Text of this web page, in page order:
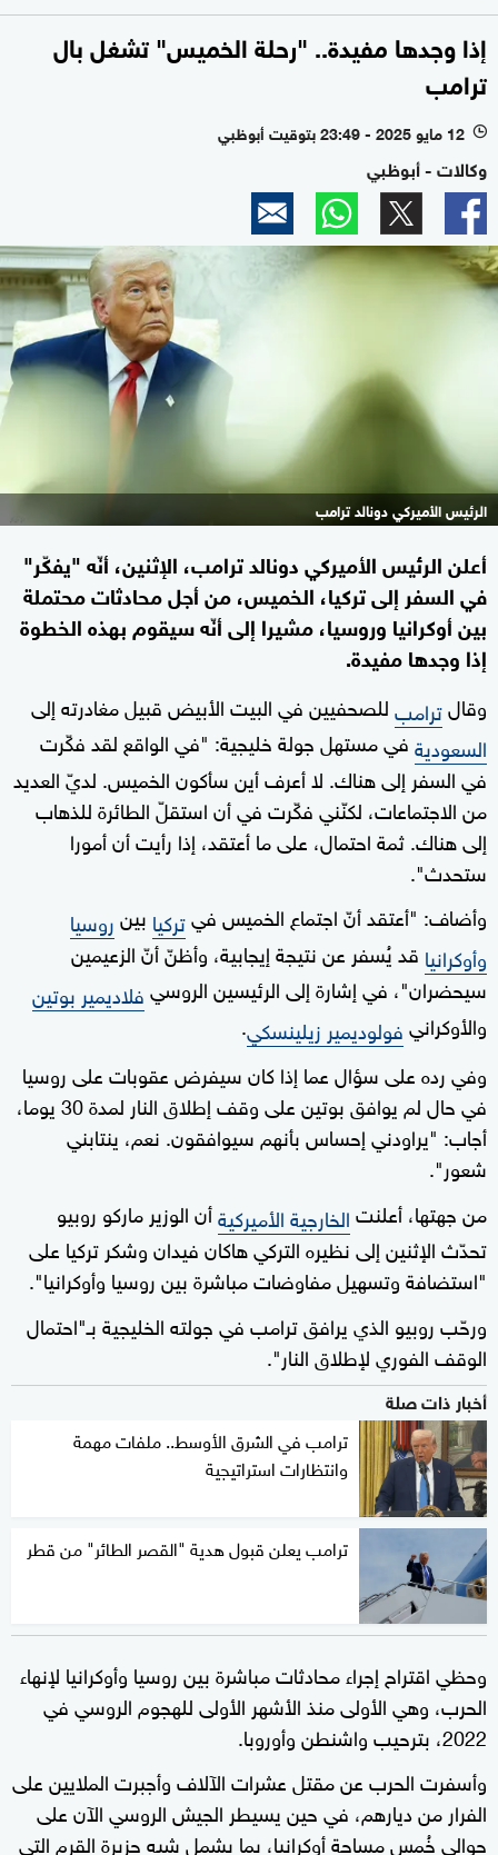
إذا وجدها مفيدة.. "رحلة الخميس" تشغل بال
ترامب
l 12 مايو 2025 - 23:49 بتوقيت أبوظبي
وكالات - أبوظبي
الرئيس الأميركي دونالد ترامب
أعلن الرئيس الأميركي دونالد ترامب، الإثنين، أنّه "يفكّر"
في السفر إلى تركيا، الخميس، من أجل محادثات محتملة
بين أوكرانيا وروسيا، مشيرا إلى أنّه سيقوم بهذه الخطوة
إذا وجدها مفيدة.
وقالترامبللصحفيين في البيت الأبيض قبيل مغادرته إلى
السعوديةفي مستهل جولة خليجية: "في الواقع لقد فكّرت
في السفر إلى هناك. لا أعرف أين سأكون الخميس. لديّ العديد
من الاجتماعات، لكنّني فكّرت في أن استقلّ الطائرة للذهاب
إلى هناك. ثمة احتمال، على ما أعتقد، إذا رأيت أن أمورا
ستحدث".
وأضاف: "أعتقد أنّ اجتماع الخميس فيتركيا بينروسيا
وأوكرانيا قد يُسفر عن نتيجة إيجابية، وأظنّ أنّ الزعيمين
سيحضران"، في إشارة إلى الرئيسين الروسيفلاديمير بوتين
والأوكرانيفولوديمير زيلينسكي.
وفي رده على سؤال عما إذا كان سيفرض عقوبات على روسيا
في حال لم يوافق بوتين على وقف إطلاق النار لمدة 30 يوما،
أجاب: "يراودني إحساس بأنهم سيوافقون. نعم، ينتابني
شعور".
من جهتها، أعلنتالخارجية الأميركيةأن الوزير ماركو روبيو
تحدّث الإثنين إلى نظيره التركي هاكان فيدان وشكر تركيا على
"استضافة وتسهيل مفاوضات مباشرة بين روسيا وأوكرانيا".
ورحّب روبيو الذي يرافق ترامب في جولته الخليجية بـ"احتمال
الوقف الفوري لإطلاق النار".
أخبار ذات صلة
ترامب في الشرق الأوسط.. ملفات مهمة
وانتظارات استراتيجية
ترامب يعلن قبول هدية "القصر الطائر" من قطر
وحظي اقتراح إجراء محادثات مباشرة بين روسيا وأوكرانيا لإنهاء
الحرب، وهي الأولى منذ الأشهر الأولى للهجوم الروسي في
2022، بترحيب واشنطن وأوروبا.
وأسفرت الحرب عن مقتل عشرات الآلاف وأجبرت الملايين على
الفرار من ديارهم، في حين يسيطر الجيش الروسي الآن على
حوالى خُمس مساحة أوكرانيا، بما يشمل شبه جزيرة القرم التي